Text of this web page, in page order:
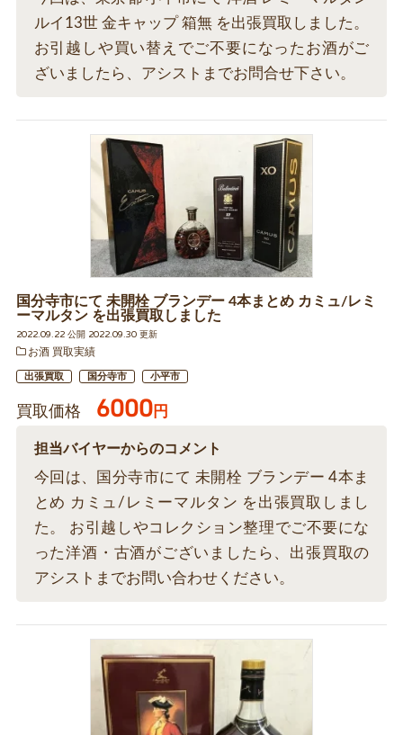
ルイ13世 金キャップ 箱無 を出張買取しました。
お引越しや買い替えでご不要になったお酒がご
ざいましたら、アシストまでお問合せ下さい。
国分寺市にて 未開栓 ブランデー 4本まとめ カミュ/レミ
ーマルタン を出張買取しました
2022.09.22 公開 2022.09.30 更新
お酒 買取実績
出張買取 国分寺市 小平市
買取価格 6000円
担当バイヤーからのコメント
今回は、国分寺市にて 未開栓 ブランデー 4本ま
とめ カミュ/レミーマルタン を出張買取しまし
た。 お引越しやコレクション整理でご不要にな
った洋酒・古酒がございましたら、出張買取の
アシストまでお問い合わせください。